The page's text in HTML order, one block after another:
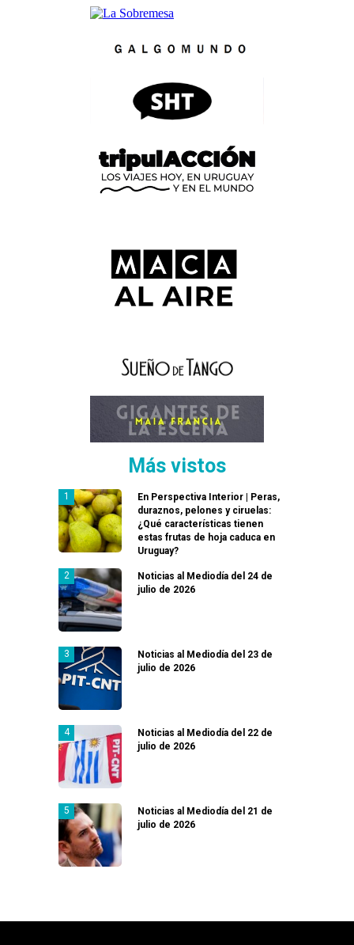
Más vistos
En Perspectiva Interior | Peras,
duraznos, pelones y ciruelas:
¿Qué características tienen
estas frutas de hoja caduca en
Uruguay?
Noticias al Mediodía del 24 de
julio de 2026
Noticias al Mediodía del 23 de
julio de 2026
Noticias al Mediodía del 22 de
julio de 2026
Noticias al Mediodía del 21 de
julio de 2026